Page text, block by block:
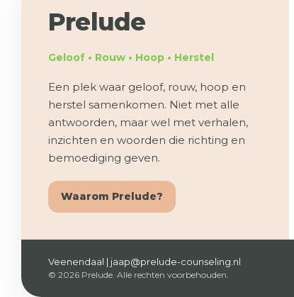
Prelude
Geloof • Rouw • Hoop • Herstel
Een plek waar geloof, rouw, hoop en
herstel samenkomen. Niet met alle
antwoorden, maar wel met verhalen,
inzichten en woorden die richting en
bemoediging geven.
Waarom Prelude?
Veenendaal | jaap@prelude-counseling.nl
© 2026 Prelude. Alle rechten voorbehouden.